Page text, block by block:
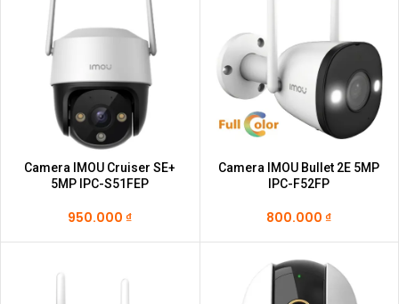
Camera IMOU Cruiser SE+
5MP IPC-S51FEP
950.000₫
Camera IMOU Bullet 2E 5MP
IPC-F52FP
800.000₫